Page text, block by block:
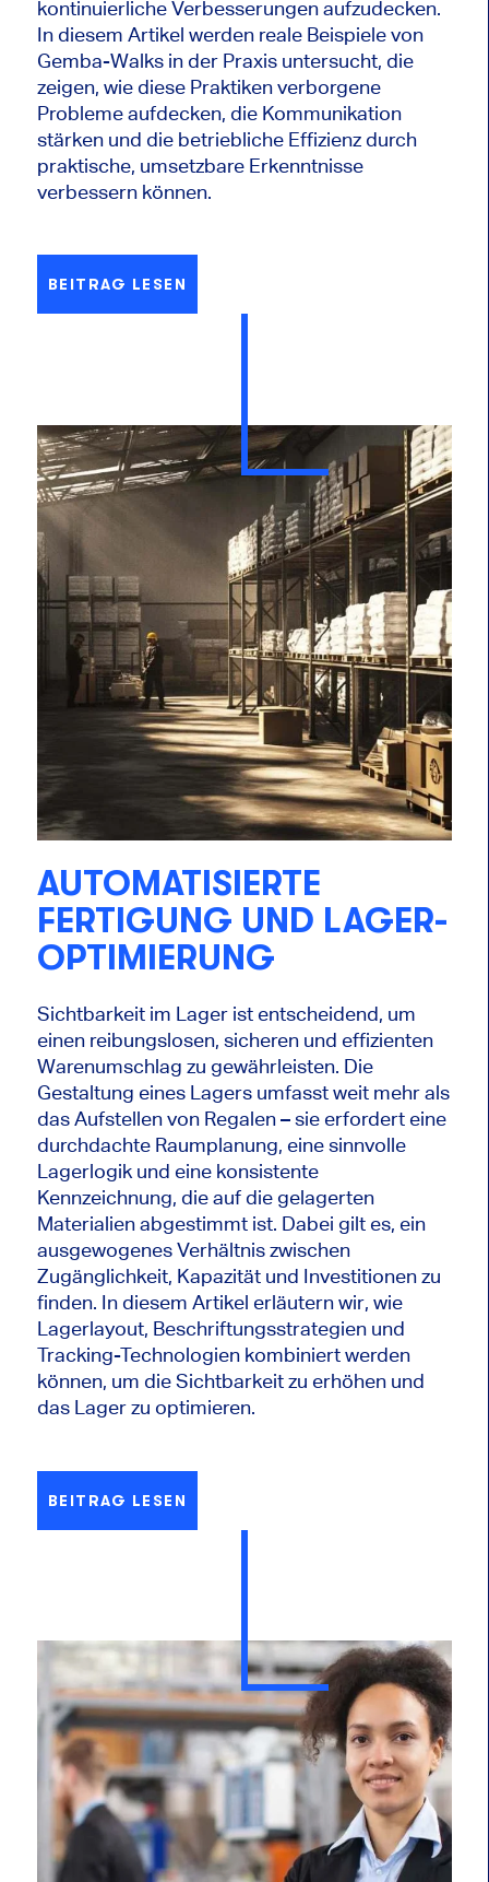
kontinuierliche Verbesserungen aufzudecken.
In diesem Artikel werden reale Beispiele von
Gemba-Walks in der Praxis untersucht, die
zeigen, wie diese Praktiken verborgene
Probleme aufdecken, die Kommunikation
stärken und die betriebliche Effizienz durch
praktische, umsetzbare Erkenntnisse
verbessern können.
BEITRAG LESEN
AUTOMATISIERTE
FERTIGUNG UND LAGER-
OPTIMIERUNG
Sichtbarkeit im Lager ist entscheidend, um
einen reibungslosen, sicheren und effizienten
Warenumschlag zu gewährleisten. Die
Gestaltung eines Lagers umfasst weit mehr als
das Aufstellen von Regalen – sie erfordert eine
durchdachte Raumplanung, eine sinnvolle
Lagerlogik und eine konsistente
Kennzeichnung, die auf die gelagerten
Materialien abgestimmt ist. Dabei gilt es, ein
ausgewogenes Verhältnis zwischen
Zugänglichkeit, Kapazität und Investitionen zu
finden. In diesem Artikel erläutern wir, wie
Lagerlayout, Beschriftungsstrategien und
Tracking-Technologien kombiniert werden
können, um die Sichtbarkeit zu erhöhen und
das Lager zu optimieren.
BEITRAG LESEN